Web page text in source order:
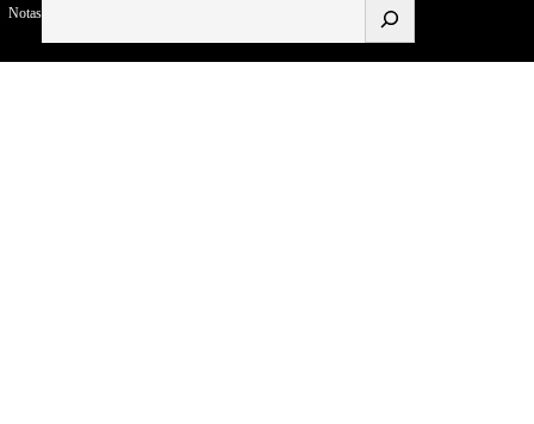
Notas